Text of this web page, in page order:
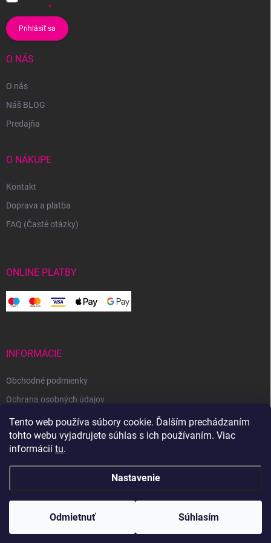
Tento web používa súbory cookie. Ďalším prechádzaním
tohto webu vyjadrujete súhlas s ich používaním. Viac
informácií tu.
Nastavenie
Odmietnuť Súhlasím
Prihlásiť sa
O NÁS
O nás
Náš BLOG
Predajňa
O NÁKUPE
Kontakt
Doprava a platba
FAQ (Časté otázky)
ONLINE PLATBY
INFORMÁCIE
Obchodné podmienky
Ochrana osobných údajov
Reklamačný poriadok
Odstúpenie od zmluvy
Vytvoril Shoptet
Copyright 2026 Svetoveklbka.sk . Všetky práva vyhradené.